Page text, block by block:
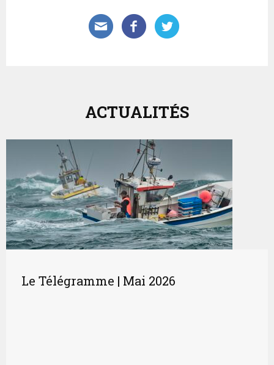
ACTUALITÉS
Le Télégramme | Mai 2026